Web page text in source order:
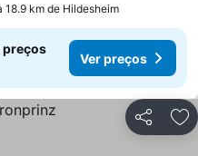
18.9 km de Hildesheim
preços
Ver preços
Partilhar